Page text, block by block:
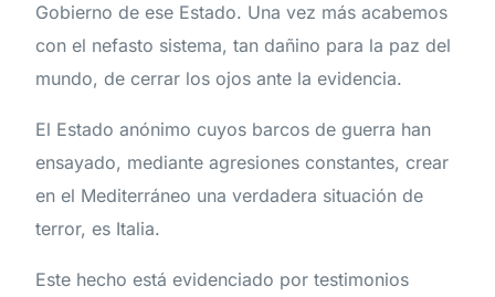
Gobierno de ese Estado. Una vez más acabemos
con el nefasto sistema, tan dañino para la paz del
mundo, de cerrar los ojos ante la evidencia.
El Estado anónimo cuyos barcos de guerra han
ensayado, mediante agresiones constantes, crear
en el Mediterráneo una verdadera situación de
terror, es Italia.
Este hecho está evidenciado por testimonios